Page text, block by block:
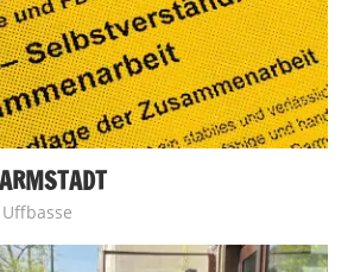
Uffbasse